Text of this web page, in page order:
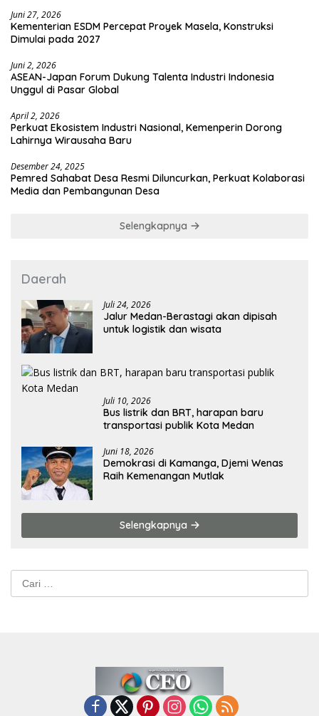
Juni 27, 2026
Kementerian ESDM Percepat Proyek Masela, Konstruksi
Dimulai pada 2027
Juni 2, 2026
ASEAN-Japan Forum Dukung Talenta Industri Indonesia
Unggul di Pasar Global
April 2, 2026
Perkuat Ekosistem Industri Nasional, Kemenperin Dorong
Lahirnya Wirausaha Baru
Desember 24, 2025
Pemred Sahabat Desa Resmi Diluncurkan, Perkuat Kolaborasi
Media dan Pembangunan Desa
Selengkapnya
Daerah
Juli 24, 2026
Jalur Medan-Berastagi akan dipisah
untuk logistik dan wisata
Juli 10, 2026
Bus listrik dan BRT, harapan baru
transportasi publik Kota Medan
Juni 18, 2026
Demokrasi di Kamanga, Djemi Wenas
Raih Kemenangan Mutlak
Selengkapnya